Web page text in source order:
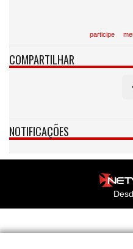
participe
COMPARTILHAR
NOTIFICAÇÕES